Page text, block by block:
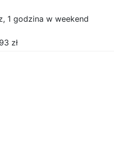
1 godzina w weekend
zł